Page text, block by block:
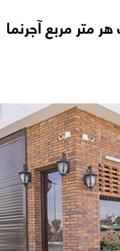
متر مربع آجرنما